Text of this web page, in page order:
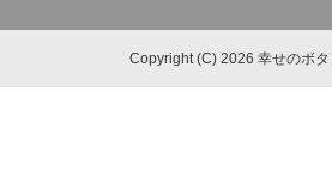
Copyright (C) 2026 幸せのボタ